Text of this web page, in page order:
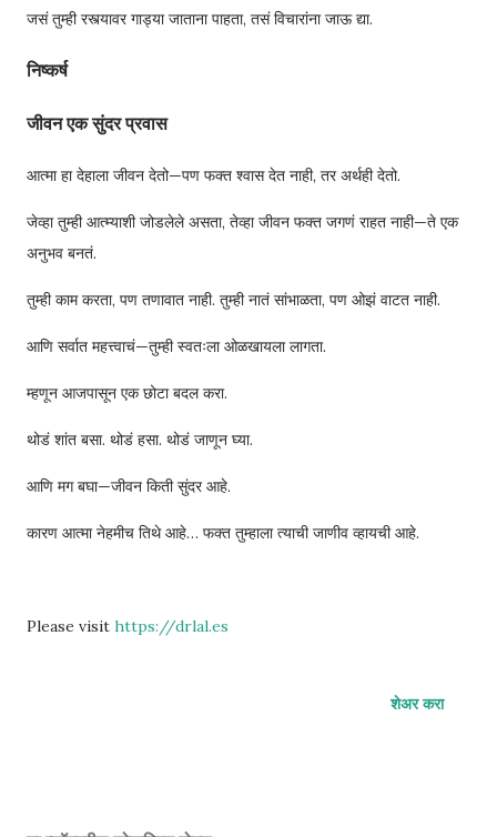
जसं तुम्ही रस्त्यावर गाड्या जाताना पाहता, तसं विचारांना जाऊ द्या.
निष्कर्ष
जीवन एक सुंदर प्रवास
आत्मा हा देहाला जीवन देतो—पण फक्त श्वास देत नाही, तर अर्थही देतो.
जेव्हा तुम्ही आत्म्याशी जोडलेले असता, तेव्हा जीवन फक्त जगणं राहत नाही—ते एक
अनुभव बनतं.
तुम्ही काम करता, पण तणावात नाही. तुम्ही नातं सांभाळता, पण ओझं वाटत नाही.
आणि सर्वात महत्त्वाचं—तुम्ही स्वतःला ओळखायला लागता.
म्हणून आजपासून एक छोटा बदल करा.
थोडं शांत बसा. थोडं हसा. थोडं जाणून घ्या.
आणि मग बघा—जीवन किती सुंदर आहे.
कारण आत्मा नेहमीच तिथे आहे… फक्त तुम्हाला त्याची जाणीव व्हायची आहे.
Please visit https://drlal.es
शेअर करा